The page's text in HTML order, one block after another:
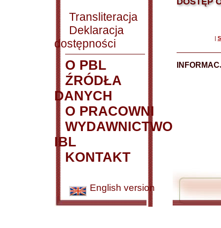
Transliteracja
Deklaracja
dostępności
O PBL
ŹRÓDŁA
DANYCH
O PRACOWNI
WYDAWNICTWO
IBL
KONTAKT
English version
|